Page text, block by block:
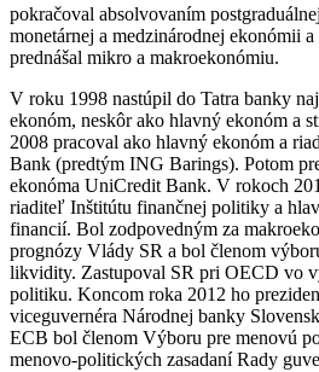
pokračoval absolvovaním
monetárnej a medzinárodnej ekonómii
prednášal mikro a makroekonómiu.
V roku 1998 nastúpil do Tatra banky
ekonóm, neskôr ako hlavný ekonóm a
2008 pracoval ako hlavný ekonóm a
Bank (predtým ING Barings). Potom
ekonóma UniCredit Bank. V rokoch
riaditeľ Inštitútu finančnej politiky a
financií. Bol zodpovedným za
prognózy Vlády SR a bol členom
likvidity. Zastupoval SR pri OECD vo
politiku. Koncom roka 2012 ho
viceguvernéra Národnej banky
ECB bol členom Výboru pre menovú
menovo-politických zasadaní Rady